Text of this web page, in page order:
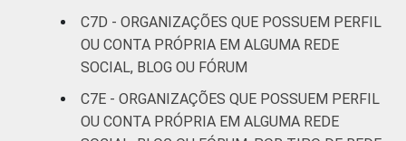
C7D - ORGANIZAÇÕES QUE POSSUEM PERFIL
OU CONTA PRÓPRIA EM ALGUMA REDE
SOCIAL, BLOG OU FÓRUM
C7E - ORGANIZAÇÕES QUE POSSUEM PERFIL
OU CONTA PRÓPRIA EM ALGUMA REDE